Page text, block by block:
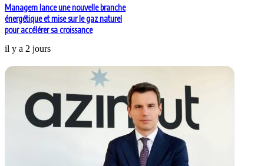
Managem lance une nouvelle branche
énergétique et mise sur le gaz naturel
pour accélérer sa croissance
il y a 2 jours